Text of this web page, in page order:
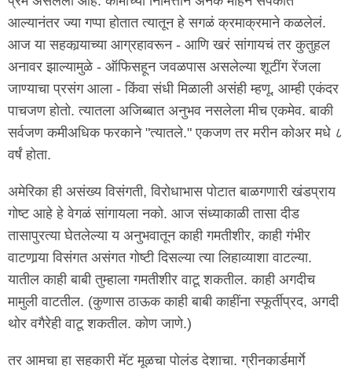
आल्यानंतर ज्या गप्पा होतात त्यातून हे सगळं क्रमाक्रमाने कळलेलं.
आज या सहकार्‍याच्या आग्रहावरून - आणि खरं सांगायचं तर कुतुहल
अनावर झाल्यामुळे - ऑफिसहून जवळपास असलेल्या शूटींग रेंजला
जाण्याचा प्रसंग आला - किंवा संधी मिळाली असंही म्हणू. आम्ही एकंदर
पाचजण होतो. त्यातला अजिब्बात अनुभव नसलेला मीच एकमेव. बाकी
सर्वजण कमीअधिक फरकाने "त्यातले." एकजण तर मरीन कोअर मधे ८
वर्षं होता.
अमेरिका ही असंख्य विसंगती, विरोधाभास पोटात बाळगणारी खंडप्राय
गोष्ट आहे हे वेगळं सांगायला नको. आज संध्याकाळी तासा दीड
तासापुरत्या घेतलेल्या य अनुभवातून काही गमतीशीर, काही गंभीर
वाटणार्‍या विसंगत असंगत गोष्टी दिसल्या त्या लिहाव्याशा वाटल्या.
यातील काही बाबी तुम्हाला गमतीशीर वाटू शकतील. काही अगदीच
मामुली वाटतील. (कुणास ठाऊक काही बाबी काहींना स्फूर्तीप्रद, अगदी
थोर वगैरेही वाटू शकतील. कोण जाणे.)
तर आमचा हा सहकारी मॅट मूळचा पोलंड देशाचा. ग्रीनकार्डमार्गे